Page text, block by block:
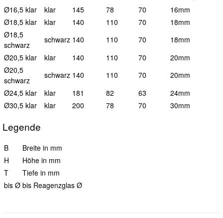
Ø16,5 klar
klar 145 78 70
16mm
Ø18,5 klar
klar 140 110 70
18mm
Ø18,5
schwarz
schwarz 140 110 70
18mm
Ø20,5 klar
klar 140 110 70
20mm
Ø20,5
schwarz
schwarz 140 110 70
20mm
Ø24,5 klar
klar 181 82 63
24mm
Ø30,5 klar
klar 200 78 70 30mm
Legende
B
Breite in mm
H
Höhe in mm
T
Tiefe in mm
bis Ø bis Reagenzglas Ø